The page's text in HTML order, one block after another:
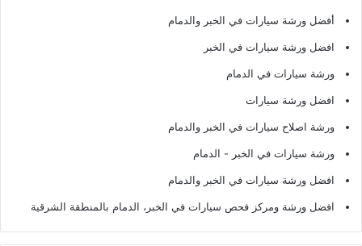
أفضل ورشة سيارات في الخبر والدمام
افضل ورشة سيارات في الخبر
ورشة سيارات في الدمام
افضل ورشة سيارات
ورشة اصلاح سيارات في الخبر والدمام
ورشة سيارات في الخبر - الدمام
افضل ورشة سيارات في الخبر والدمام
افضل ورشة ومركز فحص سيارات في الخبر، الدمام بالمنطقة الشرقية